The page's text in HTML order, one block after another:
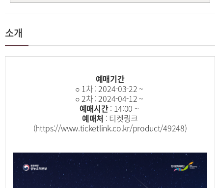
소개
예매기간
○ 1차 : 2024-03-22 ~
○ 2차 : 2024-04-12 ~
예매시간: 14:00 ~
예매처 : 티켓링크
(https://www.ticketlink.co.kr/product/49248)